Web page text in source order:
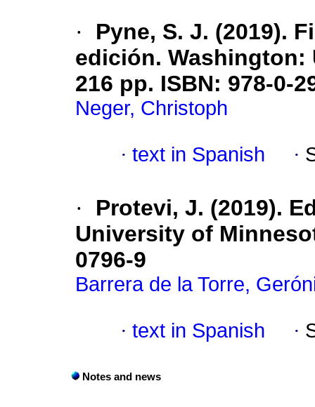
·
Pyne, S. J. (2019).
edición. Washington:
216 pp. ISBN: 978-0-
Neger, Christoph
· text in Spanish ·
·
Protevi, J. (2019).
University of
0796-9
Barrera de la Torre,
· text in Spanish ·
Notes and news